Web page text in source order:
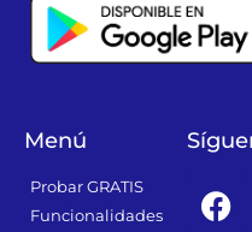
Menú
Probar GRATIS
Funcionalidades
F
a